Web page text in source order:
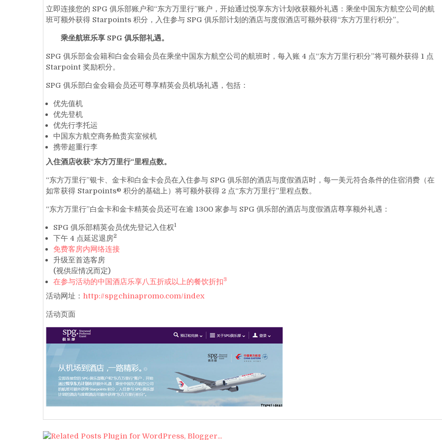
悦
享
东
划
立即连接您的 SPG 俱乐部账户和“东方万里行”账户，开始通过悦享东方计划收获额外礼遇：乘坐中国东方航空公司的航
班可额外获得 Starpoints 积分，入住参与 SPG 俱乐部计划的酒店与度假酒店可额外获得“东方万里行积分”。
乘坐航班乐享 SPG 俱乐部礼遇。
SPG 俱乐部金会籍和白金会籍会员在乘坐中国东方航空公司的航班时，每入账 4 点“东方万里行积分”将可额外获得 1 点
Starpoint 奖励积分。
SPG 俱乐部白金会籍会员还可尊享精英会员机场礼遇，包括：
优先值机
优先登机
优先行李托运
中国东方航空商务舱贵宾室候机
携带超重行李
入住酒店收获“东方万里行“里程点数。
“东方万里行”银卡、金卡和白金卡会员在入住参与 SPG 俱乐部的酒店与度假酒店时，每一美元符合条件的住宿消费（在
如常获得 Starpoints® 积分的基础上）将可额外获得 2 点“东方万里行”里程点数。
“东方万里行”白金卡和金卡精英会员还可在逾 1300 家参与 SPG 俱乐部的酒店与度假酒店尊享额外礼遇：
SPG 俱乐部精英会员优先登记入住权1
下午 4 点延迟退房2
免费客房内网络连接
升级至首选客房
(视供应情况而定)
在参与活动的中国酒店乐享八五折或以上的餐饮折扣3
活动网址： http://spgchinapromo.com/index
活动页面